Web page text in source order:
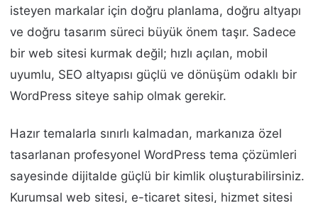
isteyen markalar için doğru planlama, doğru altyapı
ve doğru tasarım süreci büyük önem taşır. Sadece
bir web sitesi kurmak değil; hızlı açılan, mobil
uyumlu, SEO altyapısı güçlü ve dönüşüm odaklı bir
WordPress siteye sahip olmak gerekir.
Hazır temalarla sınırlı kalmadan, markanıza özel
tasarlanan profesyonel WordPress tema çözümleri
sayesinde dijitalde güçlü bir kimlik oluşturabilirsiniz.
Kurumsal web sitesi, e-ticaret sitesi, hizmet sitesi